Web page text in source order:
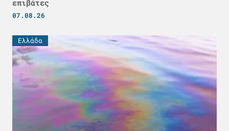
επιβάτες
07.08.26
Ελλάδα